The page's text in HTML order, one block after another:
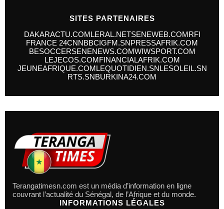
SITES PARTENAIRES
DAKARACTU.COMLERAL.NETSENEWEB.COMRFI
FRANCE 24CNNBBCIGFM.SNPRESSAFRIK.COM
BESOCCERSENENEWS.COMWIWSPORT.COM
LEJECOS.COMFINANCIALAFRIK.COM
JEUNEAFRIQUE.COMLEQUOTIDIEN.SNLESOLEIL.SN
RTS.SNBURKINA24.COM
Terangatimesn.com est un média d’information en ligne
couvrant l’actualité du Sénégal, de l’Afrique et du monde.
INFORMATIONS LÉGALES